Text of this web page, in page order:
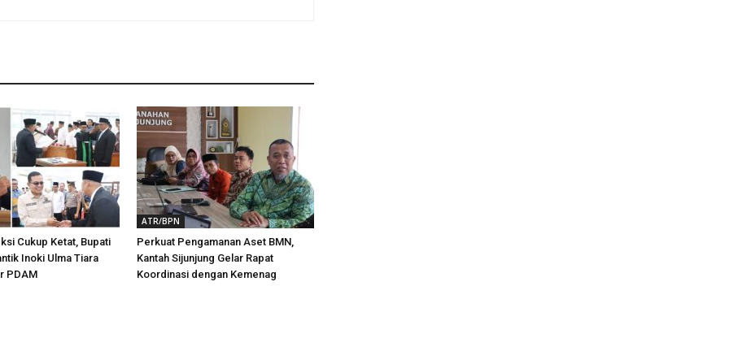
Cukup Ketat, Bupati
Inoki Ulma Tiara
PDAM
ATR/BPN
Perkuat Pengamanan Aset BMN,
Kantah Sijunjung Gelar Rapat
Koordinasi dengan Kemenag